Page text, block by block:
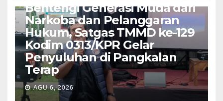
Bentengi Generasi Muda dari
Narkoba dan Pelanggaran
Hukum, Satgas TMMD ke-129
Kodim 0313/KPR Gelar
Penyuluhan di Pangkalan
Terap
AGU 6, 2026